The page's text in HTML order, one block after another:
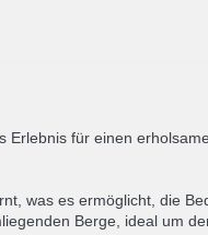
für einen
was es ermöglicht, die
Berge, ideal um